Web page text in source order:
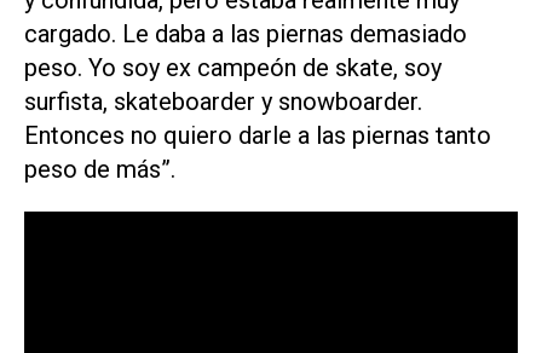
cargado. Le daba a las piernas demasiado
peso. Yo soy ex campeón de skate, soy
surfista, skateboarder y snowboarder.
Entonces no quiero darle a las piernas tanto
peso de más”.